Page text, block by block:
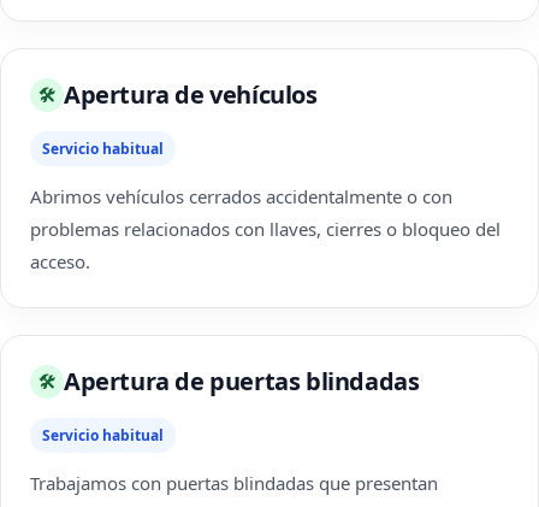
🛠 Apertura de vehículos
Servicio habitual
Abrimos vehículos cerrados accidentalmente o con
problemas relacionados con llaves, cierres o bloqueo del
acceso.
🛠 Apertura de puertas blindadas
Servicio habitual
Trabajamos con puertas blindadas que presentan